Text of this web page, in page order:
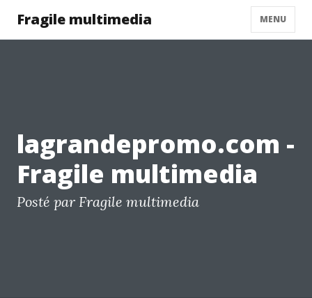
Fragile multimedia MENU
lagrandepromo.com -
Fragile multimedia
Posté par Fragile multimedia